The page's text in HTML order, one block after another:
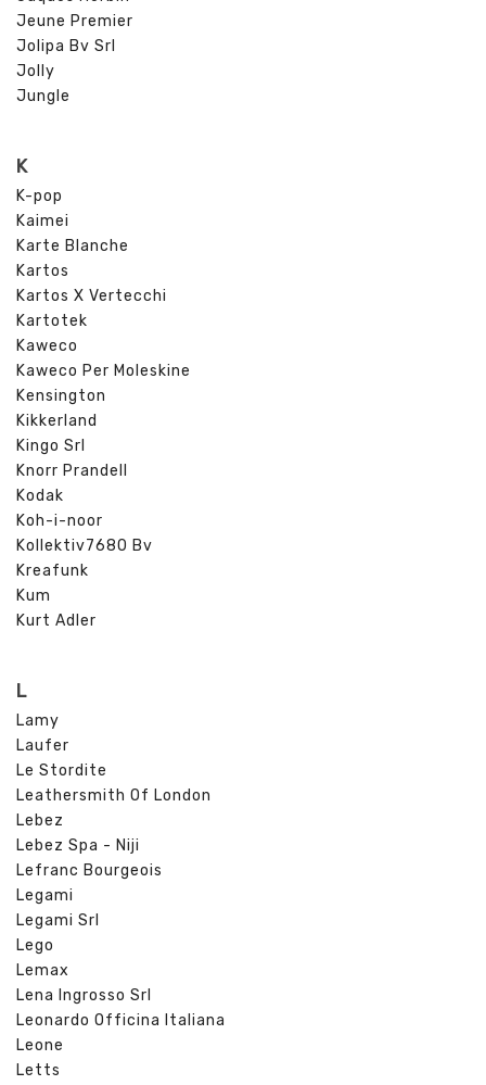
Jeune Premier
Jolipa Bv Srl
Jolly
Jungle
K
K-pop
Kaimei
Karte Blanche
Kartos
Kartos X Vertecchi
Kartotek
Kaweco
Kaweco Per Moleskine
Kensington
Kikkerland
Kingo Srl
Knorr Prandell
Kodak
Koh-i-noor
Kollektiv7680 Bv
Kreafunk
Kum
Kurt Adler
L
Lamy
Laufer
Le Stordite
Leathersmith Of London
Lebez
Lebez Spa - Niji
Lefranc Bourgeois
Legami
Legami Srl
Lego
Lemax
Lena Ingrosso Srl
Leonardo Officina Italiana
Leone
Letts